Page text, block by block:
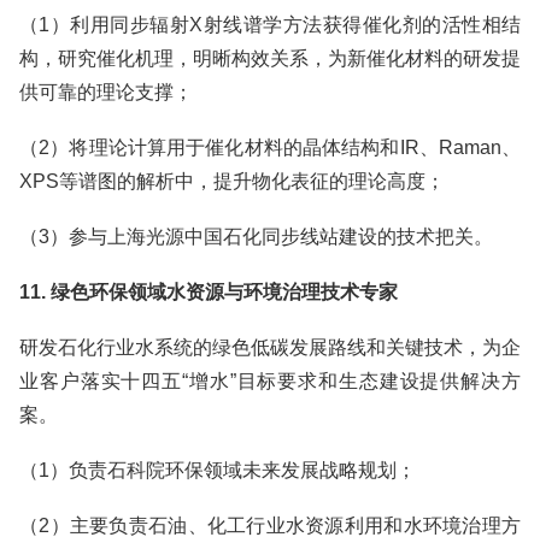
（1）利用同步辐射X射线谱学方法获得催化剂的活性相结
构，研究催化机理，明晰构效关系，为新催化材料的研发提
供可靠的理论支撑；
（2）将理论计算用于催化材料的晶体结构和IR、Raman、
XPS等谱图的解析中，提升物化表征的理论高度；
（3）参与上海光源中国石化同步线站建设的技术把关。
11. 绿色环保领域水资源与环境治理技术专家
研发石化行业水系统的绿色低碳发展路线和关键技术，为企
业客户落实十四五“增水”目标要求和生态建设提供解决方
案。
（1）负责石科院环保领域未来发展战略规划；
（2）主要负责石油、化工行业水资源利用和水环境治理方